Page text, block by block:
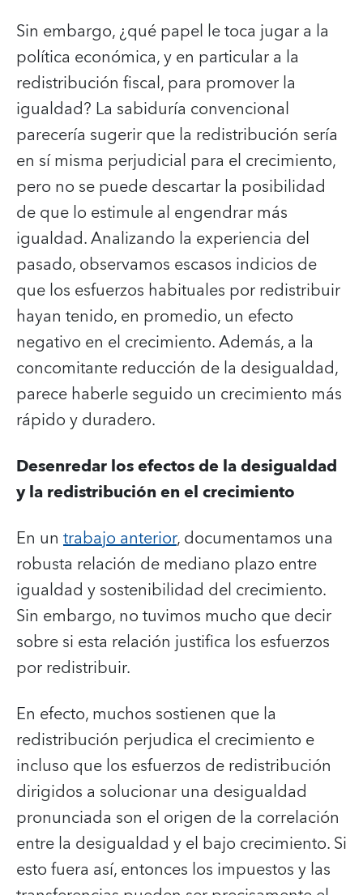
Sin embargo, ¿qué papel le toca jugar a la
política económica, y en particular a la
redistribución fiscal, para promover la
igualdad? La sabiduría convencional
parecería sugerir que la redistribución sería
en sí misma perjudicial para el crecimiento,
pero no se puede descartar la posibilidad
de que lo estimule al engendrar más
igualdad. Analizando la experiencia del
pasado, observamos escasos indicios de
que los esfuerzos habituales por redistribuir
hayan tenido, en promedio, un efecto
negativo en el crecimiento. Además, a la
concomitante reducción de la desigualdad,
parece haberle seguido un crecimiento más
rápido y duradero.
Desenredar los efectos de la desigualdad
y la redistribución en el crecimiento
En un trabajo anterior, documentamos una
robusta relación de mediano plazo entre
igualdad y sostenibilidad del crecimiento.
Sin embargo, no tuvimos mucho que decir
sobre si esta relación justifica los esfuerzos
por redistribuir.
En efecto, muchos sostienen que la
redistribución perjudica el crecimiento e
incluso que los esfuerzos de redistribución
dirigidos a solucionar una desigualdad
pronunciada son el origen de la correlación
entre la desigualdad y el bajo crecimiento. Si
esto fuera así, entonces los impuestos y las